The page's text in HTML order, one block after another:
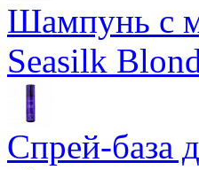
Шампунь с
Seasilk
Спрей-база